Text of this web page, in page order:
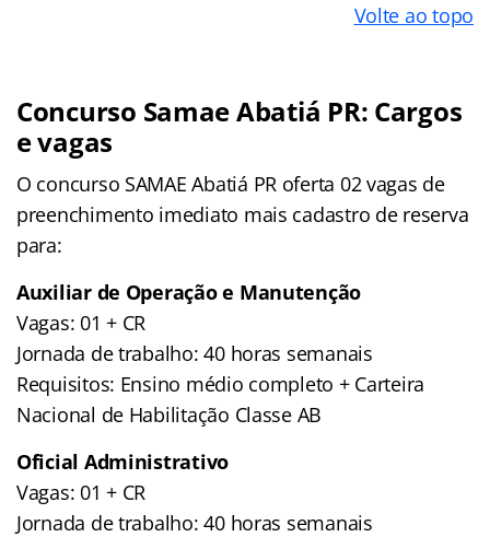
Volte ao topo
Concurso Samae Abatiá PR: Cargos
e vagas
O concurso SAMAE Abatiá PR oferta 02 vagas de
preenchimento imediato mais cadastro de reserva
para:
Auxiliar de Operação e Manutenção
Vagas: 01 + CR
Jornada de trabalho: 40 horas semanais
Requisitos: Ensino médio completo + Carteira
Nacional de Habilitação Classe AB
Oficial Administrativo
Vagas: 01 + CR
Jornada de trabalho: 40 horas semanais